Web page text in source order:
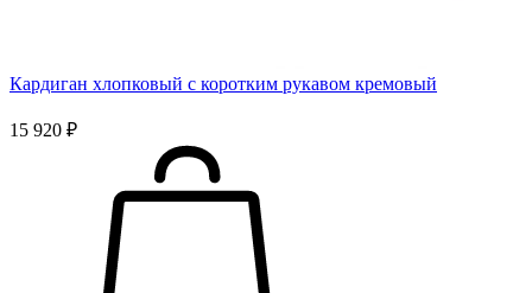
Кардиган хлопковый с коротким рукавом кремовый
15 920 ₽